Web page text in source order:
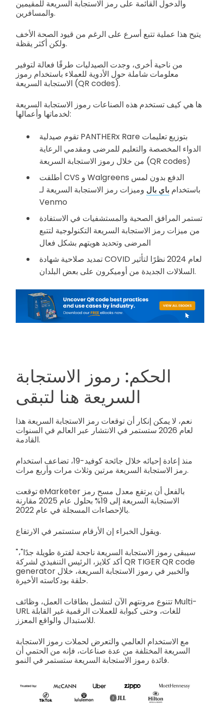
والدخول القائمة على رمز الاستجابة السريعة للمقيمين
والمسافرين.
يتيح هذا عملية تتبع أسرع على الرغم من قيود الصحة الأخف
ولكن أكثر يقظة.
من ناحية أخرى، وجدت الصيدليات طرقًا فعالة لتوفير
معلومات شاملة حول الأدوية للعملاء باستخدام رموز
الاستجابة السريعة (QR codes).
ها هي كيف تستخدم هذه الصناعات رموز الاستجابة السريعة
لخدماتها وأعمالها:
تقوم صيدلية PANTHERx Rare بتوزيع تعليمات
الدواء المخصصة والتعليم للمرضى ومقدمي الرعاية
من خلال رموز الاستجابة السريعة (QR codes)
أطلقت CVS و Walgreens الدفع بدون لمس
باستخدام باي بال وميزات رمز الاستجابة السريعة لـ
Venmo
تستمر المرافق الصحية والمستشفيات في الاستفادة
من ميزات رمز الاستجابة السريعة التكنولوجية لتتبع
المرضى وتحديد هويتهم بشكل فعال
تمديد صلاحية شهادة COVID لعام 2024 نظرًا لتأثير
السلالات الجديدة من أوميكرون على بعض البلدان.
الحكم: رموز الاستجابة
السريعة هنا لتبقى
نعم، لا يمكن إنكار أن توقعات رمز الاستجابة السريعة هذا
لعام 2026 ستستمر في الانتشار عبر العالم في السنوات
القادمة.
منذ إعادة إحيائه خلال جائحة كوفيد-19، تضاعف استخدام
رمز الاستجابة السريعة مرتين وثلاث مرات وأربع مرات.
توقعت eMarketer بالفعل أن يرتفع معدل مسح رمز
الاستجابة السريعة إلى 19% بحلول عام 2025 مقارنة
بالإحصاءات المسجلة في عام 2022.
ويقول الخبراء إن الأرقام ستستمر في الارتفاع.
"سيبقى رموز الاستجابة السريعة ناجحة لفترة طويلة جدًا"،
أكد كلايز، الرئيس التنفيذي لشركة QR TIGER QR code
generator والخبير في رموز الاستجابة السريعة، خلال
حلقة بودكاسته الأخيرة.
تتنوع مرونتهم الآن لتشمل بطاقات العمل، وظائف Multi-
URL للغات، وحتى كبوابة للعملات الرقمية غير القابلة
للاستبدال والواقع المعزز.
مع الاستخدام العالمي والتعرض لحملات رموز الاستجابة
السريعة المختلفة من عدة صناعات، فإنه من الحتمي أن
فائدة رموز الاستجابة السريعة ستستمر في النمو.